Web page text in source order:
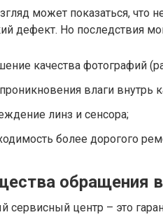
может показаться, что
дефект. Но последствия
качества фотографий
влаги внутрь
линз и сенсора;
более дорогого
обращения
сервисный центр – это